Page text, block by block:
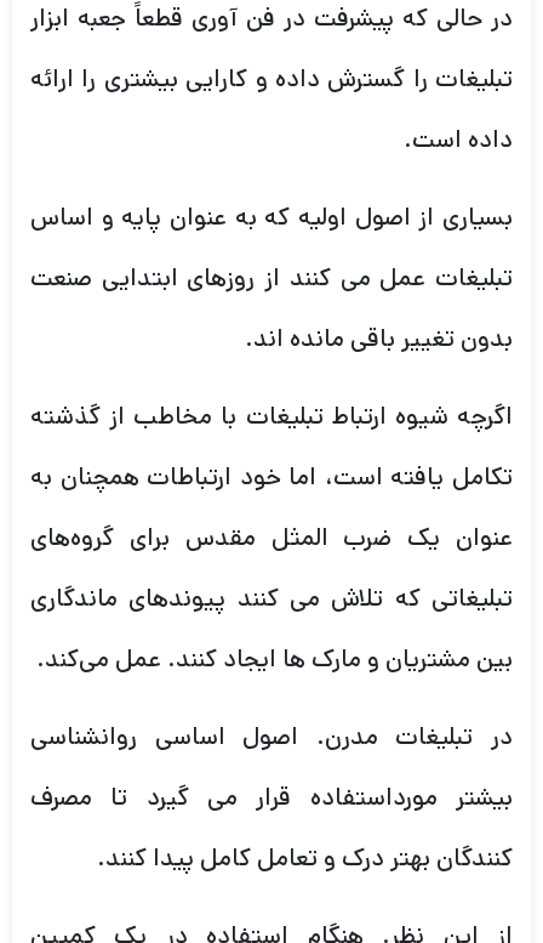
در حالی که پیشرفت در فن آوری قطعاً جعبه ابزار
تبلیغات را گسترش داده و کارایی بیشتری را ارائه
داده است.
بسیاری از اصول اولیه که به عنوان پایه و اساس
تبلیغات عمل می کنند از روزهای ابتدایی صنعت
بدون تغییر باقی مانده اند.
اگرچه شیوه ارتباط تبلیغات با مخاطب از گذشته
تکامل یافته است، اما خود ارتباطات همچنان به
عنوان یک ضرب المثل مقدس برای گروه‌های
تبلیغاتی که تلاش می کنند پیوندهای ماندگاری
بین مشتریان و مارک ها ایجاد کنند. عمل می‌کند.
در تبلیغات مدرن. اصول اساسی روانشناسی
بیشتر مورداستفاده قرار می گیرد تا مصرف
کنندگان بهتر درک و تعامل کامل پیدا کنند.